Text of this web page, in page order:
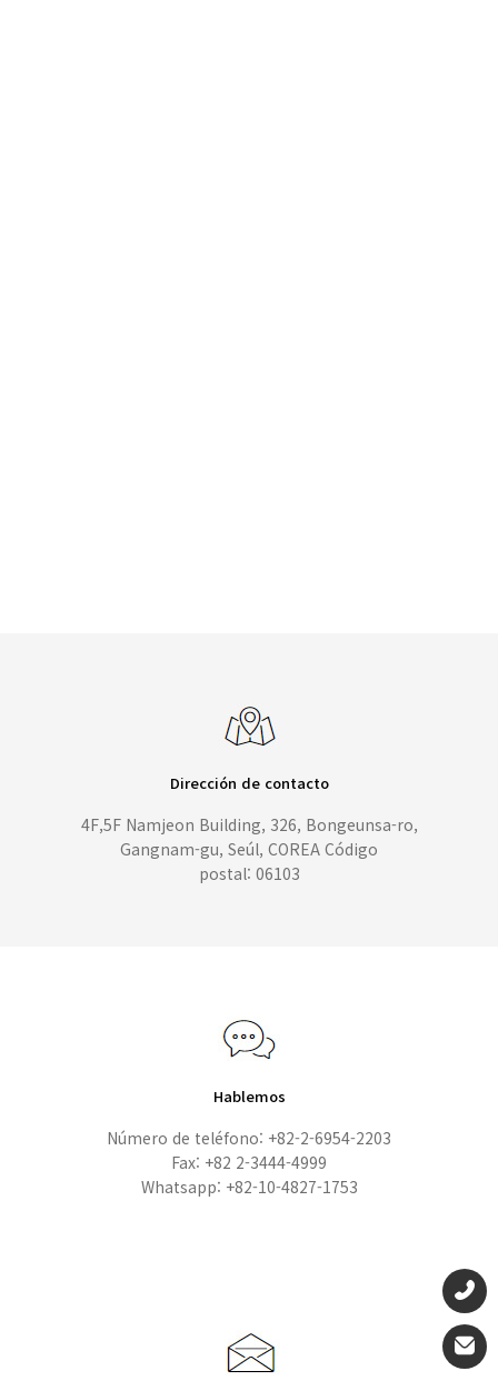
Dirección de contacto
4F,5F Namjeon Building, 326, Bongeunsa-ro,
Gangnam-gu, Seúl, COREA Código
postal: 06103
Hablemos
Número de teléfono: +82-2-6954-2203
Fax: +82 2-3444-4999
Whatsapp: +82-10-4827-1753